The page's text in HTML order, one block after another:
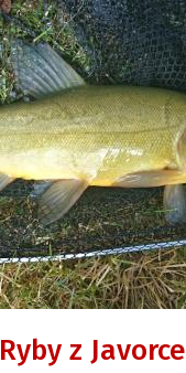
Ryby z Javorce